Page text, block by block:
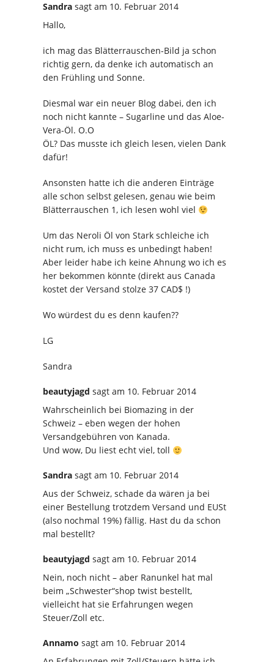
Sandra sagt am 10. Februar 2014
Hallo,
ich mag das Blätterrauschen-Bild ja schon
richtig gern, da denke ich automatisch an
den Frühling und Sonne.
Diesmal war ein neuer Blog dabei, den ich
noch nicht kannte – Sugarline und das Aloe-
Vera-Öl. O.O
ÖL? Das musste ich gleich lesen, vielen Dank
dafür!
Ansonsten hatte ich die anderen Einträge
alle schon selbst gelesen, genau wie beim
Blätterrauschen 1, ich lesen wohl viel
Um das Neroli Öl von Stark schleiche ich
nicht rum, ich muss es unbedingt haben!
Aber leider habe ich keine Ahnung wo ich es
her bekommen könnte (direkt aus Canada
kostet der Versand stolze 37 CAD$ !)
Wo würdest du es denn kaufen??
LG
Sandra
beautyjagd sagt am 10. Februar 2014
Wahrscheinlich bei Biomazing in der
Schweiz – eben wegen der hohen
Versandgebühren von Kanada.
Und wow, Du liest echt viel, toll
Sandra sagt am 10. Februar 2014
Aus der Schweiz, schade da wären ja bei
einer Bestellung trotzdem Versand und EUSt
(also nochmal 19%) fällig. Hast du da schon
mal bestellt?
beautyjagd sagt am 10. Februar 2014
Nein, noch nicht – aber Ranunkel hat mal
beim „Schwester“shop twist bestellt,
vielleicht hat sie Erfahrungen wegen
Steuer/Zoll etc.
Annamo sagt am 10. Februar 2014